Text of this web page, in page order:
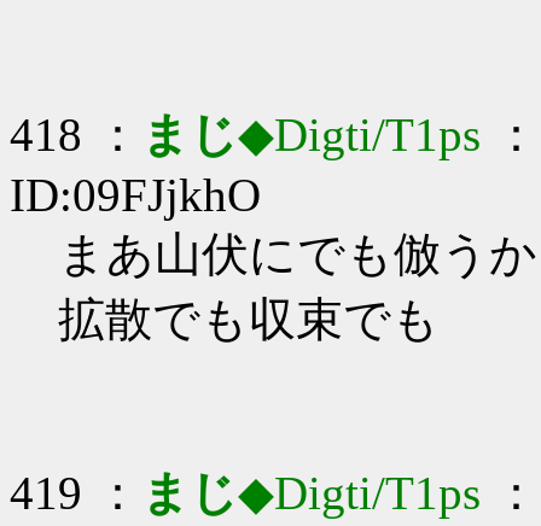
418 ： まじ◆Digti/T1ps
ID:09FJjkhO
まあ山伏にでも倣うか
拡散でも収束でも
419 ： まじ◆Digti/T1ps